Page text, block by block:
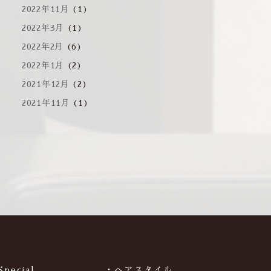
2022年11月 (1)
2022年3月 (1)
2022年2月 (6)
2022年1月 (2)
2021年12月 (2)
2021年11月 (1)